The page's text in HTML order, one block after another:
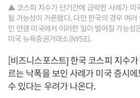
▲ 코스피 지수가 단기간에 급락한 사례가 미
될 가능성이 거론됐다. 다만 한국의 경우 여
인 만큼 미국에서 이러한 일이 벌어질 가능성
미국 뉴욕증권거래소(NYSE).
[비즈니스포스트] 한국 코스피 지수
르는 낙폭을 보인 사례가 미국 증시
수 있다는 우려가 나온다.